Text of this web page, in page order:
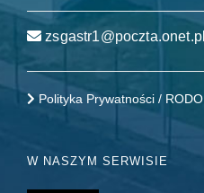
zsgastr1@poczta.onet.pl
Polityka Prywatności / RODO
W NASZYM SERWISIE